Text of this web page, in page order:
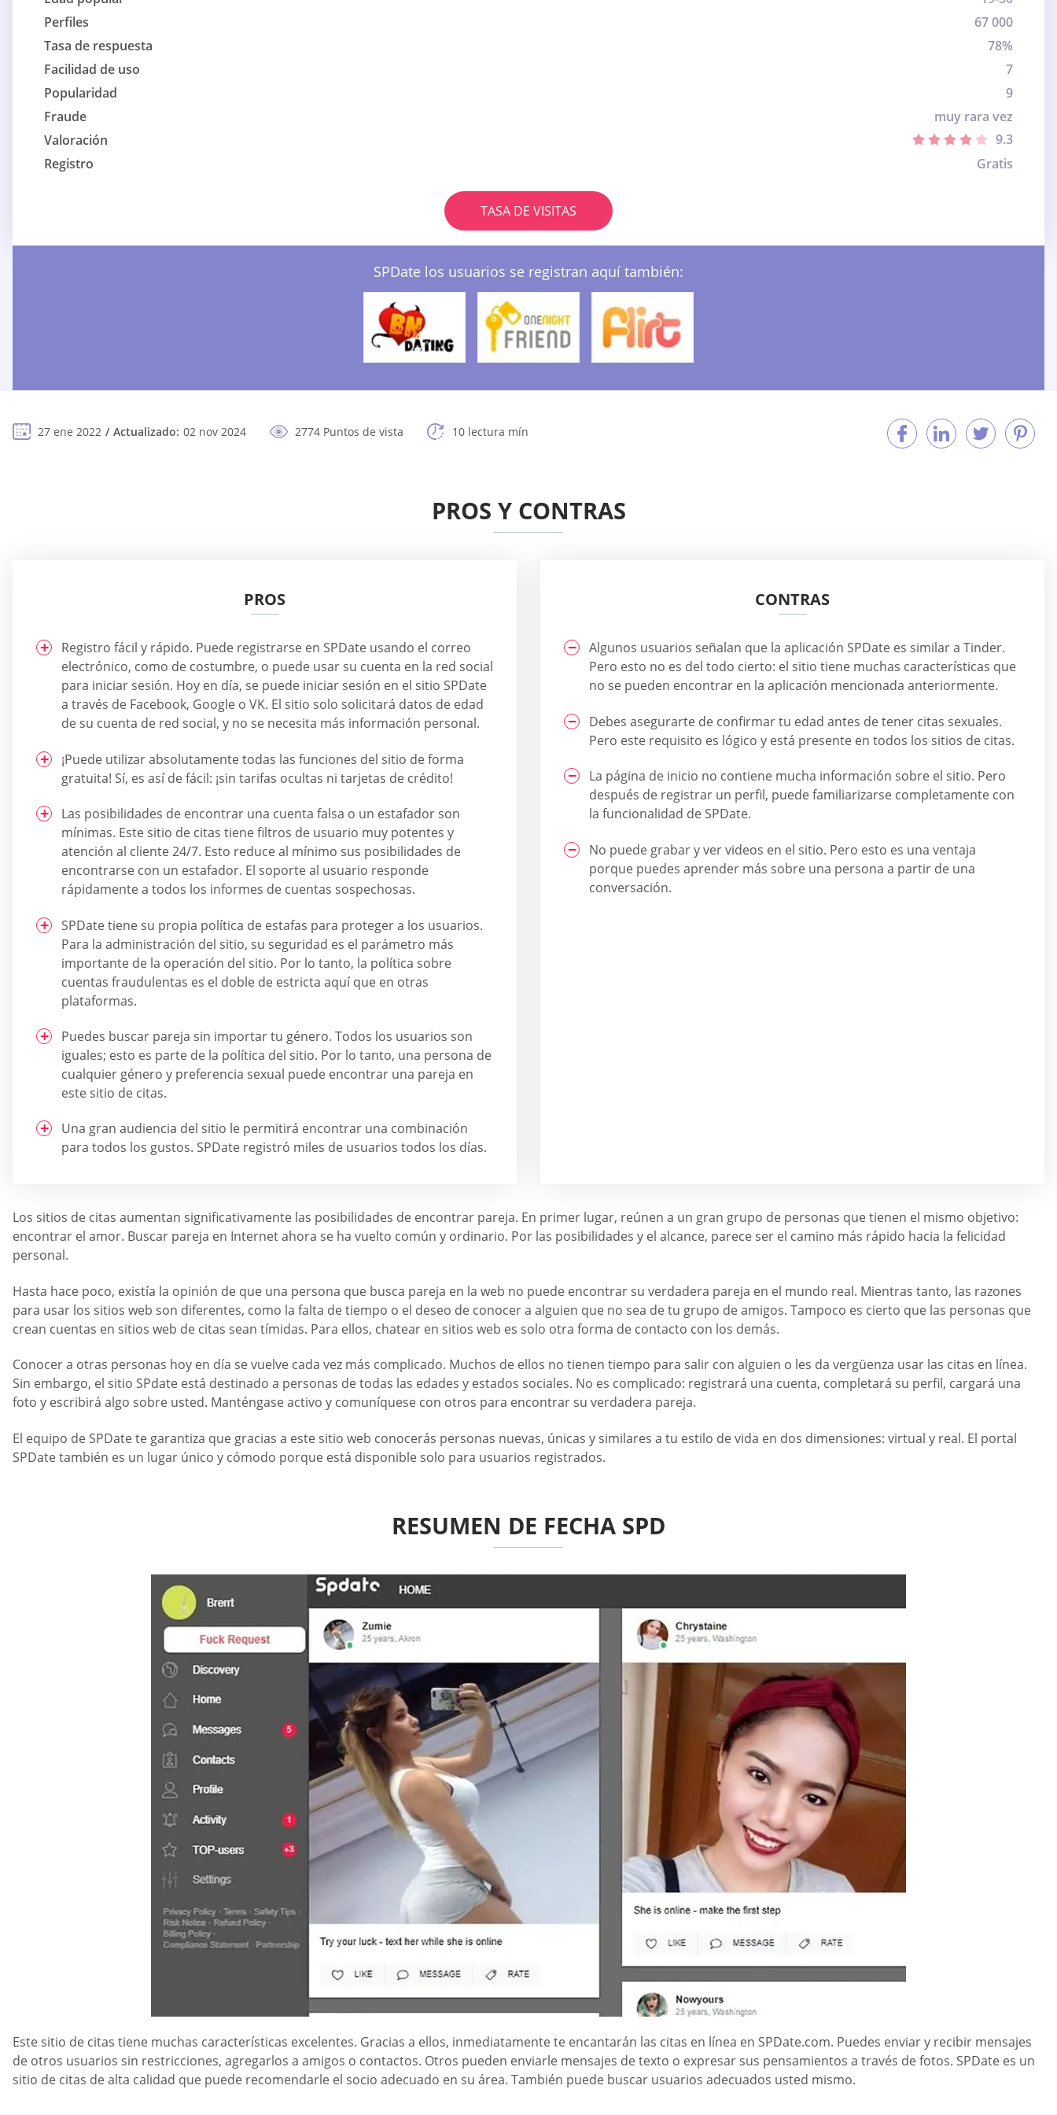
Perfiles
67 000
Tasa de respuesta
78%
Facilidad de uso
7
Popularidad
9
Fraude
muy rara vez
Valoración
9.3
Registro
Gratis
TASA DE VISITAS
SPDate los usuarios se registran aquí también:
27 ene 2022 Actualizado: 02 nov 2024 2774 Puntos de vista 10 lectura mín
PROS Y CONTRAS
PROS
Registro fácil y rápido. Puede registrarse en SPDate usando el correo
electrónico, como de costumbre, o puede usar su cuenta en la red social
para iniciar sesión. Hoy en día, se puede iniciar sesión en el sitio SPDate
a través de Facebook, Google o VK. El sitio solo solicitará datos de edad
de su cuenta de red social, y no se necesita más información personal.
¡Puede utilizar absolutamente todas las funciones del sitio de forma
gratuita! Sí, es así de fácil: ¡sin tarifas ocultas ni tarjetas de crédito!
Las posibilidades de encontrar una cuenta falsa o un estafador son
mínimas. Este sitio de citas tiene filtros de usuario muy potentes y
atención al cliente 24/7. Esto reduce al mínimo sus posibilidades de
encontrarse con un estafador. El soporte al usuario responde
rápidamente a todos los informes de cuentas sospechosas.
SPDate tiene su propia política de estafas para proteger a los usuarios.
Para la administración del sitio, su seguridad es el parámetro más
importante de la operación del sitio. Por lo tanto, la política sobre
cuentas fraudulentas es el doble de estricta aquí que en otras
plataformas.
Puedes buscar pareja sin importar tu género. Todos los usuarios son
iguales; esto es parte de la política del sitio. Por lo tanto, una persona de
cualquier género y preferencia sexual puede encontrar una pareja en
este sitio de citas.
Una gran audiencia del sitio le permitirá encontrar una combinación
para todos los gustos. SPDate registró miles de usuarios todos los días.
CONTRAS
Algunos usuarios señalan que la aplicación SPDate es similar a Tinder.
Pero esto no es del todo cierto: el sitio tiene muchas características que
no se pueden encontrar en la aplicación mencionada anteriormente.
Debes asegurarte de confirmar tu edad antes de tener citas sexuales.
Pero este requisito es lógico y está presente en todos los sitios de citas.
La página de inicio no contiene mucha información sobre el sitio. Pero
después de registrar un perfil, puede familiarizarse completamente con
la funcionalidad de SPDate.
No puede grabar y ver videos en el sitio. Pero esto es una ventaja
porque puedes aprender más sobre una persona a partir de una
conversación.
Los sitios de citas aumentan significativamente las posibilidades de encontrar pareja. En primer lugar, reúnen a un gran grupo de personas que tienen el mismo objetivo:
encontrar el amor. Buscar pareja en Internet ahora se ha vuelto común y ordinario. Por las posibilidades y el alcance, parece ser el camino más rápido hacia la felicidad
personal.
Hasta hace poco, existía la opinión de que una persona que busca pareja en la web no puede encontrar su verdadera pareja en el mundo real. Mientras tanto, las razones
para usar los sitios web son diferentes, como la falta de tiempo o el deseo de conocer a alguien que no sea de tu grupo de amigos. Tampoco es cierto que las personas que
crean cuentas en sitios web de citas sean tímidas. Para ellos, chatear en sitios web es solo otra forma de contacto con los demás.
Conocer a otras personas hoy en día se vuelve cada vez más complicado. Muchos de ellos no tienen tiempo para salir con alguien o les da vergüenza usar las citas en línea.
Sin embargo, el sitio SPdate está destinado a personas de todas las edades y estados sociales. No es complicado: registrará una cuenta, completará su perfil, cargará una
foto y escribirá algo sobre usted. Manténgase activo y comuníquese con otros para encontrar su verdadera pareja.
El equipo de SPDate te garantiza que gracias a este sitio web conocerás personas nuevas, únicas y similares a tu estilo de vida en dos dimensiones: virtual y real. El portal
SPDate también es un lugar único y cómodo porque está disponible solo para usuarios registrados.
RESUMEN DE FECHA SPD
Este sitio de citas tiene muchas características excelentes. Gracias a ellos, inmediatamente te encantarán las citas en línea en SPDate.com. Puedes enviar y recibir mensajes
de otros usuarios sin restricciones, agregarlos a amigos o contactos. Otros pueden enviarle mensajes de texto o expresar sus pensamientos a través de fotos. SPDate es un
sitio de citas de alta calidad que puede recomendarle el socio adecuado en su área. También puede buscar usuarios adecuados usted mismo.